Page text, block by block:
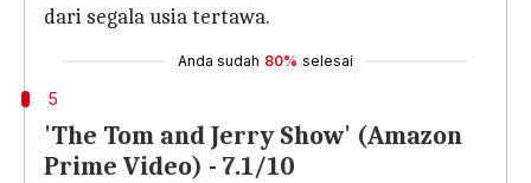
dari segala usia tertawa.
Anda sudah 80% selesai
5
'The Tom and Jerry Show' (Amazon
Prime Video) - 7.1/10